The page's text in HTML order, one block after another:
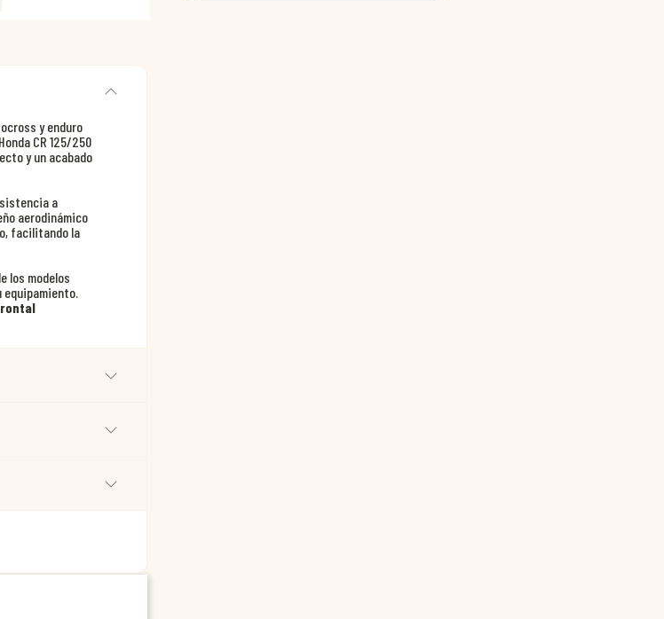
y enduro
CR 125/250
y un acabado
a
aerodinámico
facilitando la
los modelos
equipamiento.